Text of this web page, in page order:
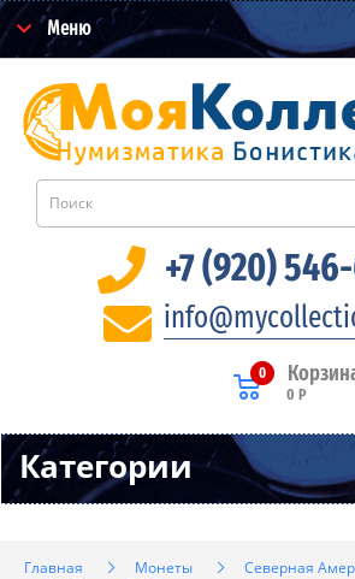
Меню
+7 (920)
0
0 Р
Категории
Главная Монеты Северная